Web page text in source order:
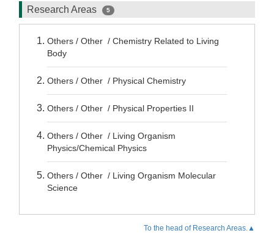
Research Areas 5
Others / Other / Chemistry Related to Living
Body
Others / Other / Physical Chemistry
Others / Other / Physical Properties II
Others / Other / Living Organism
Physics/Chemical Physics
Others / Other / Living Organism Molecular
Science
To the head of Research Areas.▲